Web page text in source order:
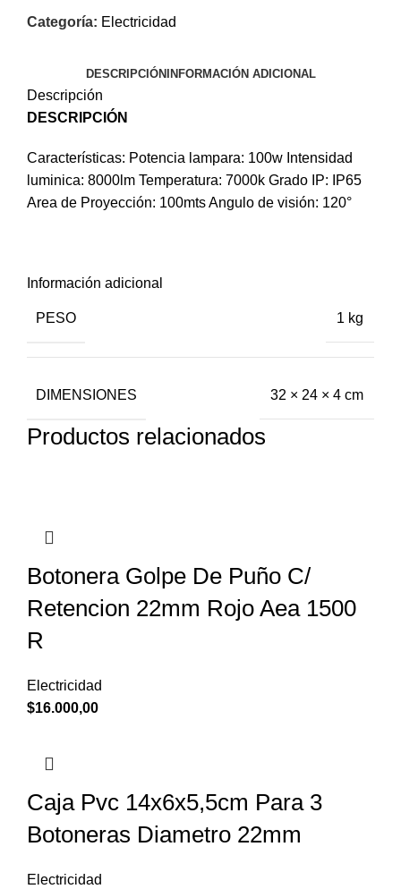
Categoría: Electricidad
DESCRIPCIÓN INFORMACIÓN ADICIONAL
Descripción
DESCRIPCIÓN
Características: Potencia lampara: 100w Intensidad
luminica: 8000lm Temperatura: 7000k Grado IP: IP65
Area de Proyección: 100mts Angulo de visión: 120°
Información adicional
PESO 1 kg
DIMENSIONES 32 × 24 × 4 cm
Productos relacionados
Botonera Golpe De Puño C/
Retencion 22mm Rojo Aea 1500
R
Electricidad
$16.000,00
Caja Pvc 14x6x5,5cm Para 3
Botoneras Diametro 22mm
Electricidad